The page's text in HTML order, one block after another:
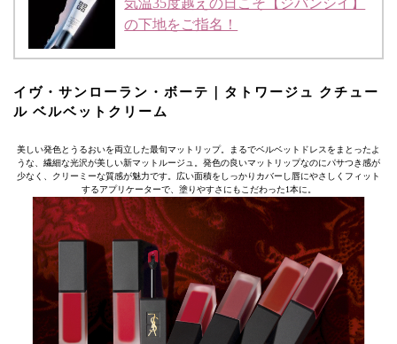
気温35度越えの日こそ【ジバンシイ】
の下地をご指名！
イヴ・サンローラン・ボーテ｜タトワージュ クチュー
ル ベルベットクリーム
美しい発色とうるおいを両立した最旬マットリップ。まるでベルベットドレスをまとったよ
うな、繊細な光沢が美しい新マットルージュ。発色の良いマットリップなのにパサつき感が
少なく、クリーミーな質感が魅力です。広い面積をしっかりカバーし唇にやさしくフィット
するアプリケーターで、塗りやすさにもこだわった1本に。